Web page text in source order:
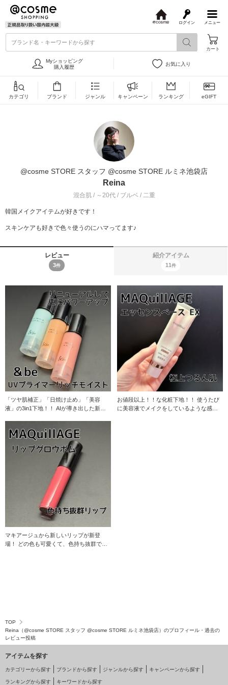
メニュー
ログイン
s
ブランド名・キーワードから探す
カート
Myショッピング
購入履歴
お気に入り
カテゴリ ブランド ジャンル キャンペーン ランキング eGIFT
@cosme STORE スタッフ @cosme STORE ルミネ池袋店
Reina
混合肌 / ～20代 / ブルベ / 二重
韓国メイクアイテムが好きです！
スキンケアも好きで色々使うのにハマってます♪
レビュー
3件
紹介アイテム
11 件
「ツヤ肌補正」「日焼け止め」「美容
液」の3in1下地！！ AIが導き出した新ペ
お値段以上！！な化粧下地！！ 使うたび
に美容液でメイクをしているような感覚
マキアージュから新しいリップが新登
場！ どの色も可愛くて、色持ち抜群です♪
TOP
Reina（@cosme STORE スタッフ @cosme STORE ルミネ池袋店）のプロフィール・過去の
レビュー投稿
アイテムを探す
カテゴリーから探す ブランドから探す ジャンルから探す キャンペーンから探す
ランキングから探す キーワードから探す